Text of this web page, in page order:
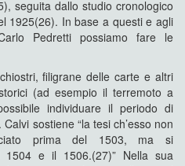
seguita dallo studio cronologico
1925(26). In base a questi e agli
Pedretti possiamo fare le
filigrane delle carte e altri
(ad esempio il terremoto a
individuare il periodo di
sostiene “la tesi ch’esso non
prima del 1503, ma si
e il 1506.(27)” Nella sua